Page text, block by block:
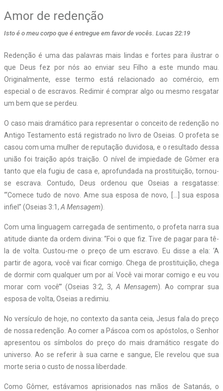
Amor de redenção
Isto é o meu corpo que é entregue em favor de vocês. Lucas 22:19
Redenção é uma das palavras mais lindas e fortes para ilustrar o
que Deus fez por nós ao enviar seu Filho a este mundo mau.
Originalmente, esse termo está relacionado ao comércio, em
especial o de escravos. Redimir é comprar algo ou mesmo resgatar
um bem que se perdeu.
O caso mais dramático para representar o conceito de redenção no
Antigo Testamento está registrado no livro de Oseias. O profeta se
casou com uma mulher de reputação duvidosa, e o resultado dessa
união foi traição após traição. O nível de impiedade de Gômer era
tanto que ela fugiu de casa e, aprofundada na prostituição, tornou-
se escrava. Contudo, Deus ordenou que Oseias a resgatasse:
“‘Comece tudo de novo. Ame sua esposa de novo, […] sua esposa
infiel” (Oseias 3:1, A Mensagem).
Com uma linguagem carregada de sentimento, o profeta narra sua
atitude diante da ordem divina: “Foi o que fiz. Tive de pagar para tê-
la de volta. Custou-me o preço de um escravo. Eu disse a ela: ‘A
partir de agora, você vai ficar comigo. Chega de prostituição, chega
de dormir com qualquer um por aí. Você vai morar comigo e eu vou
morar com você’” (Oseias 3:2, 3, A Mensagem). Ao comprar sua
esposa de volta, Oseias a redimiu.
No versículo de hoje, no contexto da santa ceia, Jesus fala do preço
de nossa redenção. Ao comer a Páscoa com os apóstolos, o Senhor
apresentou os símbolos do preço do mais dramático resgate do
universo. Ao se referir à sua carne e sangue, Ele revelou que sua
morte seria o custo de nossa liberdade.
Como Gômer, estávamos aprisionados nas mãos de Satanás, o